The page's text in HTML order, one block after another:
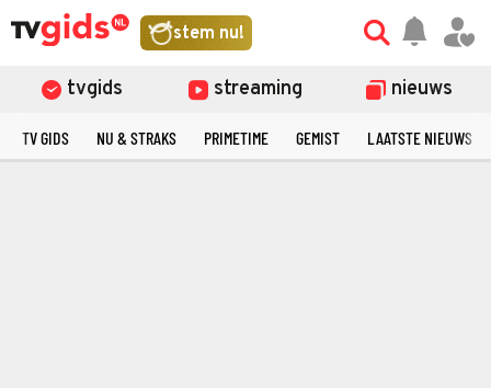
stem nu!
tvgids streaming nieuws
TV GIDS NU & STRAKS PRIMETIME GEMIST LAATSTE NIEUWS